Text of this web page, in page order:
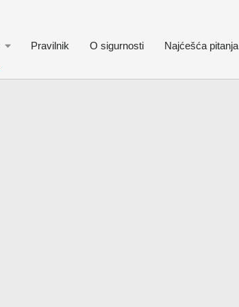
Pravilnik O sigurnosti Najćešća pitanja